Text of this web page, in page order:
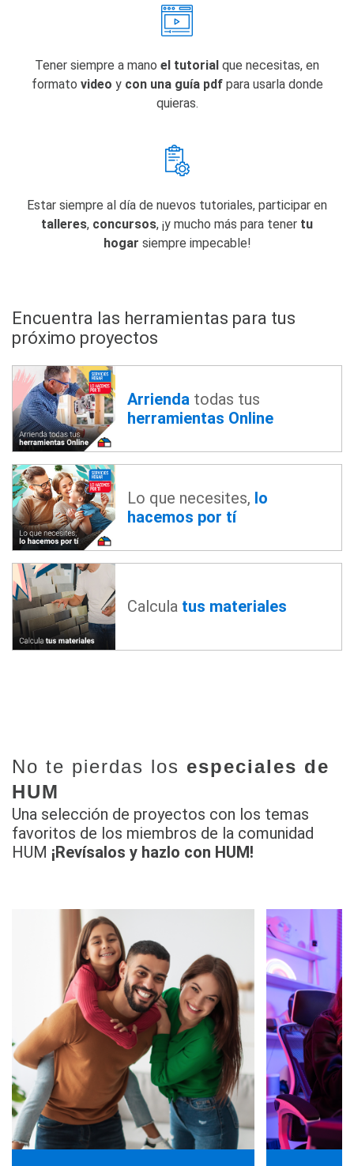
Tener siempre a mano el tutorial que necesitas, en
formato video y con una guía pdfpara usarla donde
quieras.
Estar siempre al día de nuevos tutoriales, participar en
talleres, concursos, ¡y mucho más para tener tu
hogar siempre impecable!
Encuentra las herramientas para tus
próximo proyectos
Arrienda todas tus
herramientas Online
Lo que necesites, lo
hacemos por tí
Calcula tus materiales
No te pierdas los especiales de
HUM
Una selección de proyectos con los temas
favoritos de los miembros de la comunidad
HUM ¡Revísalos y hazlo con HUM!